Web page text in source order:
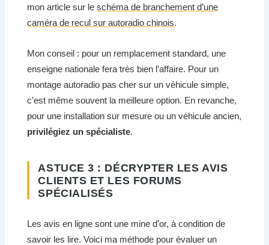
mon article sur leschéma de branchement d’une
caméra de recul sur autoradio chinois.
Mon conseil : pour un remplacement standard, une
enseigne nationale fera très bien l’affaire. Pour un
montage autoradio pas cher sur un véhicule simple,
c’est même souvent la meilleure option. En revanche,
pour une installation sur mesure ou un véhicule ancien,
privilégiez un spécialiste.
ASTUCE 3 : DÉCRYPTER LES AVIS
CLIENTS ET LES FORUMS
SPÉCIALISÉS
Les avis en ligne sont une mine d’or, à condition de
savoir les lire. Voici ma méthode pour évaluer un